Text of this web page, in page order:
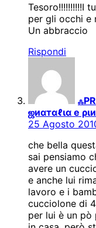
Tesoro!!!!!!!!!!I
per gli occhi e
Un abbraccio
Rispondi
ஜиαтαℓια e
25 Agosto
che bella
sai pensiamo
avere un
e anche lui
lavoro e i
cucciolone di
per lui è un